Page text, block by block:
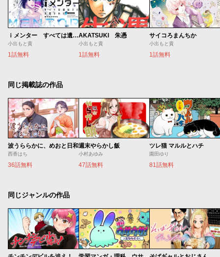
ｉメンター すべては遺伝子に支配された
小出もと貴
1話無料
AKATSUKI 朱憑
小出もと貴
1話無料
サイコろまんちか
小出もと貴
1話無料
同じ掲載誌の作品
波うららかに、めおと日和
西香はち
36話無料
週末やらかし飯
小村あゆみ
47話無料
ツレ猫 マルルとハチ
園田ゆり
81話無料
同じジャンルの作品